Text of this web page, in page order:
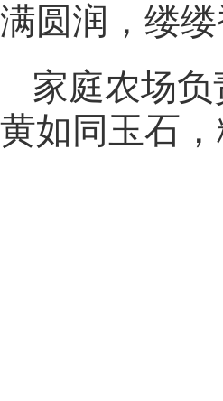
满圆润，缕
家庭农场
黄如同玉石